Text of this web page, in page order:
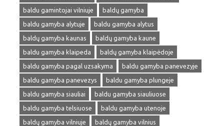
baldu gamintojai vilniuje
baldų gamyba
baldu gamyba alytuje
baldu gamyba alytus
baldų gamyba kaunas
baldų gamyba kaune
baldu gamyba klaipeda
baldų gamyba klaipėdoje
baldu gamyba pagal uzsakyma
baldu gamyba panevezyje
baldu gamyba panevezys
baldu gamyba plungeje
baldu gamyba siauliai
baldu gamyba siauliuose
baldu gamyba telsiuose
baldu gamyba utenoje
baldų gamyba vilniuje
baldų gamyba vilnius